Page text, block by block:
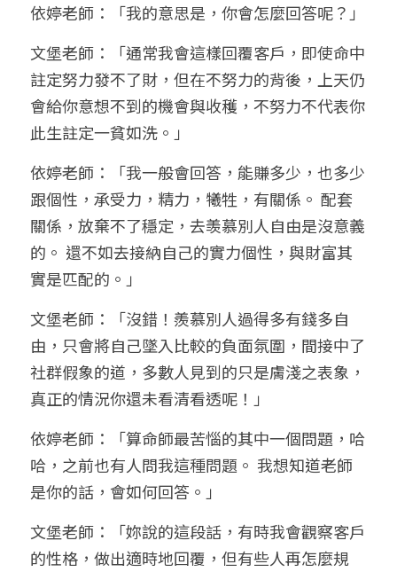
依婷老師：「我的意思是，你會怎麼回答呢？」
文堡老師：「通常我會這樣回覆客戶，即使命中
註定努力發不了財，但在不努力的背後，上天仍
會給你意想不到的機會與收穫，不努力不代表你
此生註定一貧如洗。」
依婷老師：「我一般會回答，能賺多少，也多少
跟個性，承受力，精力，犧牲，有關係。 配套
關係，放棄不了穩定，去羡慕別人自由是沒意義
的。 還不如去接納自己的實力個性，與財富其
實是匹配的。」
文堡老師：「沒錯！羨慕別人過得多有錢多自
由，只會將自己墜入比較的負面氛圍，間接中了
社群假象的道，多數人見到的只是膚淺之表象，
真正的情況你還未看清看透呢！」
依婷老師：「算命師最苦惱的其中一個問題，哈
哈，之前也有人問我這種問題。 我想知道老師
是你的話，會如何回答。」
文堡老師：「妳說的這段話，有時我會觀察客戶
的性格，做出適時地回覆，但有些人再怎麼規